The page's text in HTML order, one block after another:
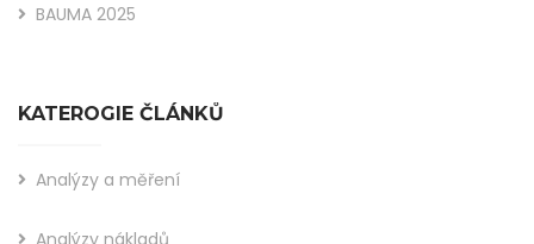
BAUMA 2025
KATEROGIE ČLÁNKŮ
Analýzy a měření
Analýzy nákladů